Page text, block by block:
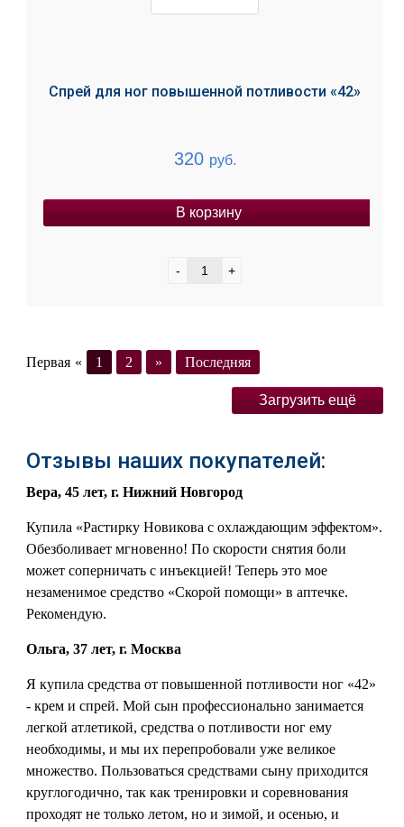
Спрей для ног повышенной потливости «42»
320 руб.
В корзину
- +
Первая « 1 2 » Последняя
Загрузить ещё
Отзывы наших покупателей:
Вера, 45 лет, г. Нижний Новгород
Купила «Растирку Новикова с охлаждающим эффектом».
Обезболивает мгновенно! По скорости снятия боли
может соперничать с инъекцией! Теперь это мое
незаменимое средство «Скорой помощи» в аптечке.
Рекомендую.
Ольга, 37 лет, г. Москва
Я купила средства от повышенной потливости ног «42»
- крем и спрей. Мой сын профессионально занимается
легкой атлетикой, средства о потливости ног ему
необходимы, и мы их перепробовали уже великое
множество. Пользоваться средствами сыну приходится
круглогодично, так как тренировки и соревнования
проходят не только летом, но и зимой, и осенью, и